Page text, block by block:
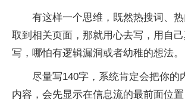
有这样一个思维，既然热搜词、
取到相关页面，那就用心去写，用自
写，哪怕有逻辑漏洞或者幼稚的想法。
尽量写140字，系统肯定会把你的
内容，会先显示在信息流的最前面位